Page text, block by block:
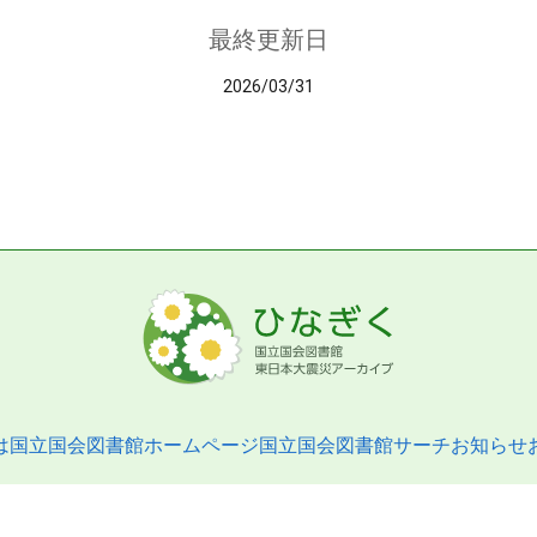
最終更新日
2026/03/31
国立国会図書館ホームページ国立国会図書館サーチお知らせ